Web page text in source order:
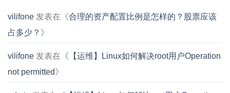
vilifone 发表在《合理的资产配置比例是怎样的？股票应该
占多少？ 》
vilifone 发表在《 【运维】Linux如何解决root用户Operation
not permitted》